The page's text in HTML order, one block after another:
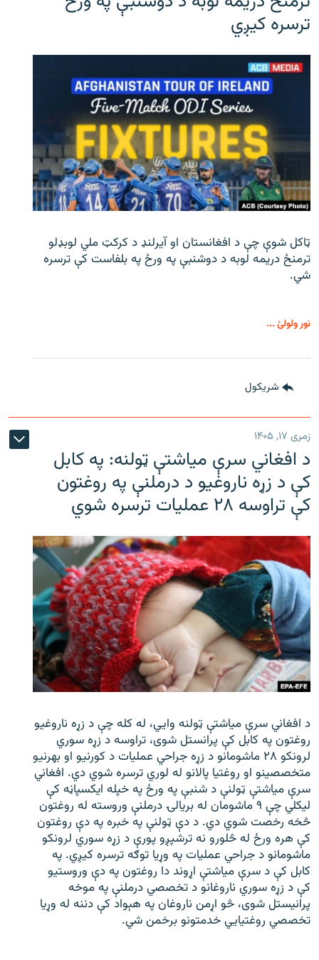
ترسره کیږي
ټاکل شوې چې د افغانستان او آیرلنډ د کرکټ ملي لوبډلو
ترمنځ دریمه لوبه د دوشنبې په ورځ په بلفاست کې ترسره
شي.
نور ولولئ ...
شريکول
زمری ۱۷, ۱۴۰۵
د افغاني سرې میاشتې ټولنه: په کابل
کې د زړه ناروغیو د درملنې په روغتون
کې تراوسه ۲۸ عملیات ترسره شوي
د افغاني سرې میاشتې ټولنه وایي، له کله چې د زړه ناروغیو
روغتون په کابل کې پرانستل شوی، تراوسه د زړه سوري
لرونکو ۲۸ ماشومانو د زړه جراحي عملیات د کورنیو او بهرنیو
متخصصینو او روغتیا پالانو له لوري ترسره شوي دي. افغاني
سرې میاشتې ټولنې د شنبې په ورځ په خپله ایکسپاڼه کې
لیکلي چې ۹ ماشومان له بریالۍ درملنې وروسته له روغتون
څخه رخصت شوي دي. د دې ټولنې په خبره په دې روغتون
کې هره ورځ له څلورو نه ترشپږو پورې د زړه سوري لرونکو
ماشومانو د جراحي عملیات په وړیا توګه ترسره کیږي. په
کابل کې د سرې میاشتې اړوند دا روغتون په دې وروستیو
کې د زړه سوري ناروغانو د تخصصي درملنې په موخه
پرانیستل شوی، څو اړمن ناروغان په هېواد کې دننه له وړیا
تخصصي روغتیايي خدمتونو برخمن شي.